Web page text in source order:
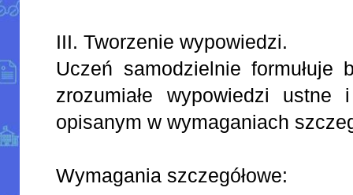
III. Tworzenie wypowiedzi.
Uczeń samodzielnie formułuje
zrozumiałe wypowiedzi
opisanym w wymaganiach
Wymagania szczegółowe: